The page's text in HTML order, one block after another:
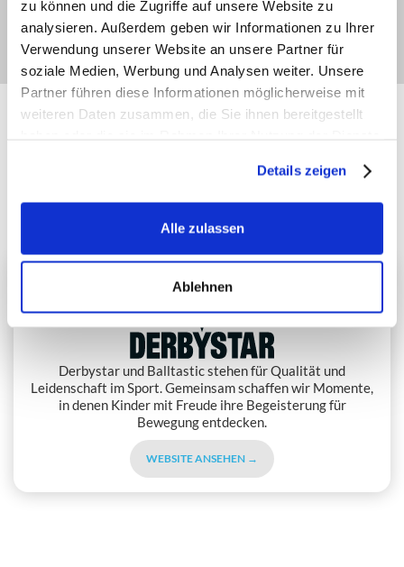
zu können und die Zugriffe auf unsere Website zu
analysieren. Außerdem geben wir Informationen zu Ihrer
Verwendung unserer Website an unsere Partner für
soziale Medien, Werbung und Analysen weiter. Unsere
Partner führen diese Informationen möglicherweise mit
weiteren Daten zusammen, die Sie ihnen bereitgestellt
Details zeigen
Alle zulassen
Ablehnen
Exklusive deutschlandweite Partner von Balltastic
Premium-Partner
Derbystar und Balltastic stehen für Qualität und
Leidenschaft im Sport. Gemeinsam schaffen wir Momente,
in denen Kinder mit Freude ihre Begeisterung für
Bewegung entdecken.
WEBSITE ANSEHEN →